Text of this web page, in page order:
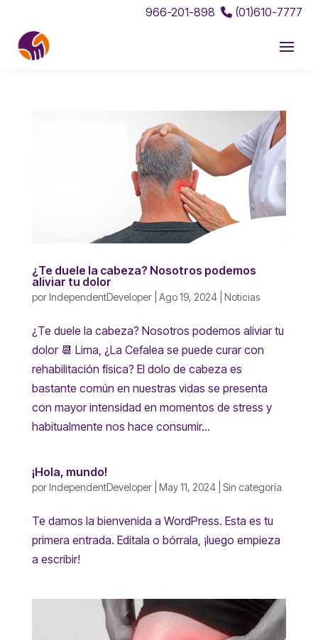
966-201-898 (01)610-7777
¿Te duele la cabeza? Nosotros podemos
aliviar tu dolor
porIndependentDeveloper| Ago 19, 2024| Noticias
¿Te duele la cabeza? Nosotros podemos aliviar tu
dolor 📆 Lima, ¿La Cefalea se puede curar con
rehabilitación física? El dolo de cabeza es
bastante común en nuestras vidas se presenta
con mayor intensidad en momentos de stress y
habitualmente nos hace consumir...
¡Hola, mundo!
porIndependentDeveloper| May 11, 2024| Sin categoría
Te damos la bienvenida a WordPress. Esta es tu
primera entrada. Edítala o bórrala, ¡luego empieza
a escribir!